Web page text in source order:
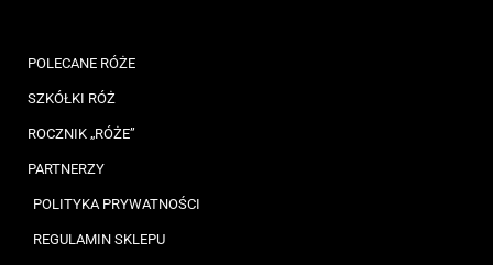
POLECANE RÓŻE
SZKÓŁKI RÓŻ
ROCZNIK „RÓŻE”
PARTNERZY
POLITYKA PRYWATNOŚCI
REGULAMIN SKLEPU